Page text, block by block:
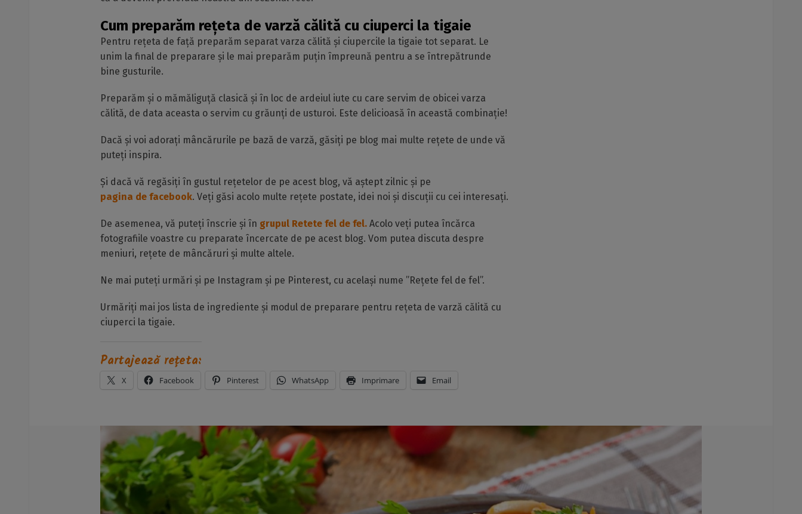
Cum preparăm rețeta de varză călită cu ciuperci la tigaie
Pentru rețeta de față preparăm separat varza călită și ciupercile la tigaie tot separat. Le
unim la final de preparare și le mai preparăm puțin împreună pentru a se întrepătrunde
bine gusturile.
Preparăm și o mămăliguță clasică și în loc de ardeiul iute cu care servim de obicei varza
călită, de data aceasta o servim cu grăunți de usturoi. Este delicioasă în această combinație!
Dacă și voi adorați mâncărurile pe bază de varză, găsiți pe blog mai multe rețete de unde vă
puteți inspira.
Și dacă vă regăsiți în gustul rețetelor de pe acest blog, vă aștept zilnic și pe
pagina de facebook. Veți găsi acolo multe rețete postate, idei noi și discuții cu cei interesați.
De asemenea, vă puteți înscrie și în grupul Retete fel de fel. Acolo veți putea încărca
fotografiile voastre cu preparate încercate de pe acest blog. Vom putea discuta despre
meniuri, rețete de mâncăruri și multe altele.
Ne mai puteți urmări și pe Instagram și pe Pinterest, cu același nume ”Rețete fel de fel”.
Urmăriți mai jos lista de ingrediente și modul de preparare pentru rețeta de varză călită cu
ciuperci la tigaie.
Partajează rețeta:
X Facebook Pinterest WhatsApp Imprimare Email